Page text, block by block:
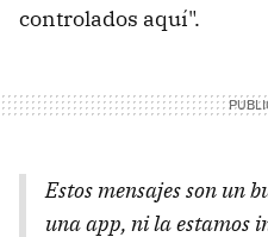
controlados aquí".
Estos mensajes son un
una app, ni la estamos